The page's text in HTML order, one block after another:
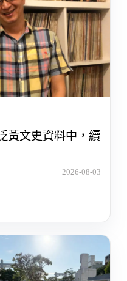
黃文史資料中，續
2026-08-03